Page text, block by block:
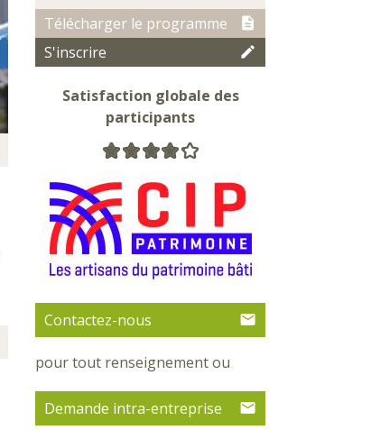
Télécharger le programme
S'inscrire
Satisfaction globale des
participants
Contactez-nous
pour tout renseignement ou
Demande intra-entreprise